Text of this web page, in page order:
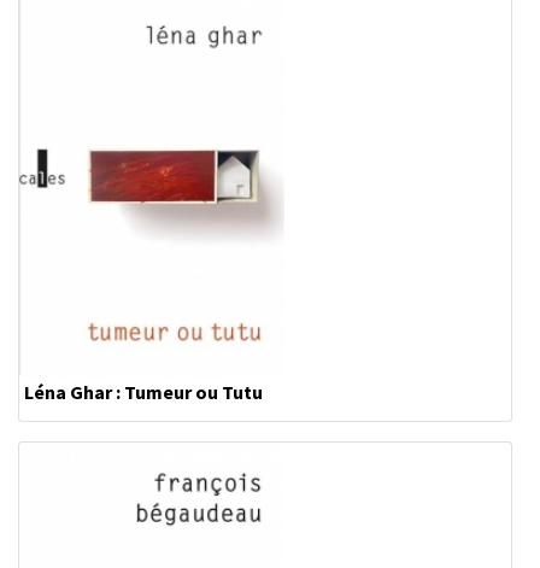
Léna Ghar : Tumeur ou Tutu